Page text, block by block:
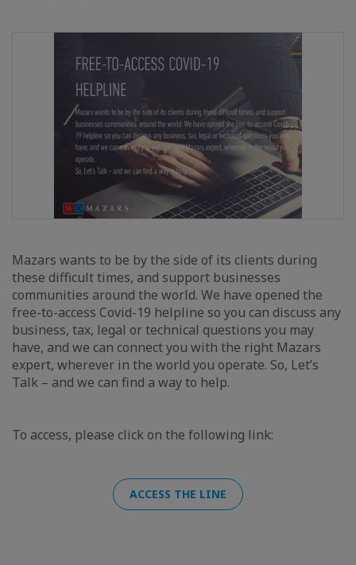
Mazars wants to be by the side of its clients during
these difficult times, and support businesses
communities around the world. We have opened the
free-to-access Covid-19 helpline so you can discuss any
business, tax, legal or technical questions you may
have, and we can connect you with the right Mazars
expert, wherever in the world you operate. So, Let’s
Talk – and we can find a way to help.
To access, please click on the following link:
ACCESS THE LINE